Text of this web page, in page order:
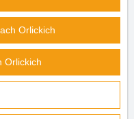
Orlickich
Orlickich